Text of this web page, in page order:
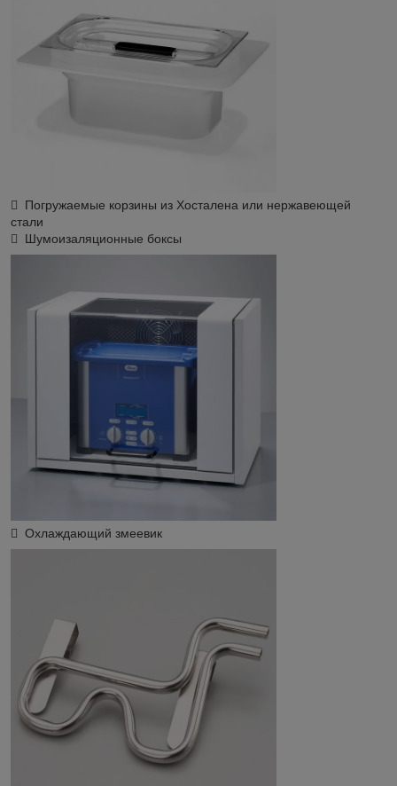
 Погружаемые корзины из Хосталена или нержавеющей
стали
 Шумоизаляционные боксы
 Охлаждающий змеевик